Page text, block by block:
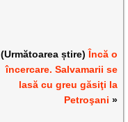
(Următoarea știre) Încă o
încercare. Salvamarii se
lasă cu greu găsiţi la
Petroşani »